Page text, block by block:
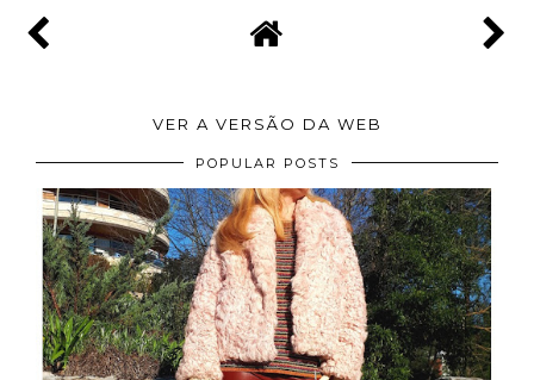
VER A VERSÃO DA WEB
POPULAR POSTS